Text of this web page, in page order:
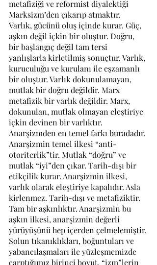
metafiziği ve reformist diyalektiği
Marksizm’den çıkarıp atmaktır.
Varlık, gücünü oluş içinde kurar. Güç,
aşkın değil içkin bir oluştur. Doğru,
bir başlangıç değil tam tersi
yanlışlarla kirletilmiş sonuçtur. Varlık,
kuruculuğu ve kurulanı ile eşzamanlı
bir oluştur. Varlık dokunulamayan,
mutlak bir doğru değildir. Marx
metafizik bir varlık değildir. Marx,
dokunulan, mutlak olmayan eleştiriye
içkin devinen bir varlıktır.
Anarşizmden en temel farkı buradadır.
Anarşizmin temel ilkesi “anti-
otoriterlik”tir. Mutlak “doğru” ve
mutlak “iyi”den çıkar. Tarih-dışı bir
etikçilik kurar. Anarşizmin ilkesi,
varlık olarak eleştiriye kapalıdır. Asla
kirlenmez. Tarih-dışı ve metafiziktir.
Tam bir aşkınlıktır. Anarşizmin bu
aşkın ilkesi, anarşizmin değerli
yürüyüşünü hep içerden çelmelemiştir.
Solun tıkanıklıkları, boğuntuları ve
yabancılaşmaları ile yüzleşmemizde
çarptığımız birinci boyut, “izm”lerin